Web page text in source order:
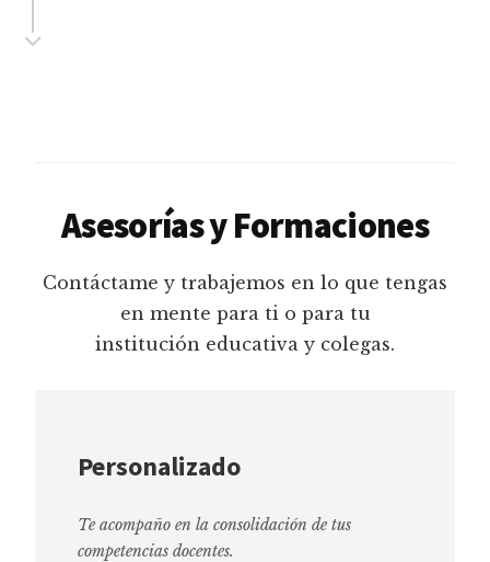
Asesorías y Formaciones
Contáctame y trabajemos en lo que tengas
en mente para ti o para tu
institución educativa y colegas.
Personalizado
Te acompaño en la consolidación de tus
competencias docentes.